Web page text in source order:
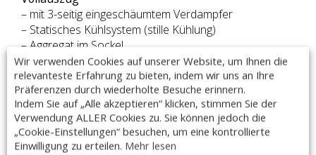
– mit 3-seitig eingeschäumtem Verdampfer
– Statisches Kühlsystem (stille Kühlung)
– Aggregat im Sockel
– Digitalthermostat Dixell
– elektronische Steuerung
– Digitalthermostat Eliwell oder Dixwel
– Isolierung 45mm
– Klimaklasse 4
– Türdichtung abwaschbar und austauschbar
Wir verwenden Cookies auf unserer Website, um Ihnen die
relevanteste Erfahrung zu bieten, indem wir uns an Ihre
Präferenzen durch wiederholte Besuche erinnern.
Indem Sie auf „Alle akzeptieren“ klicken, stimmen Sie der
Verwendung ALLER Cookies zu. Sie können jedoch die
„Cookie-Einstellungen“ besuchen, um eine kontrollierte
Einwilligung zu erteilen. Mehr lesen